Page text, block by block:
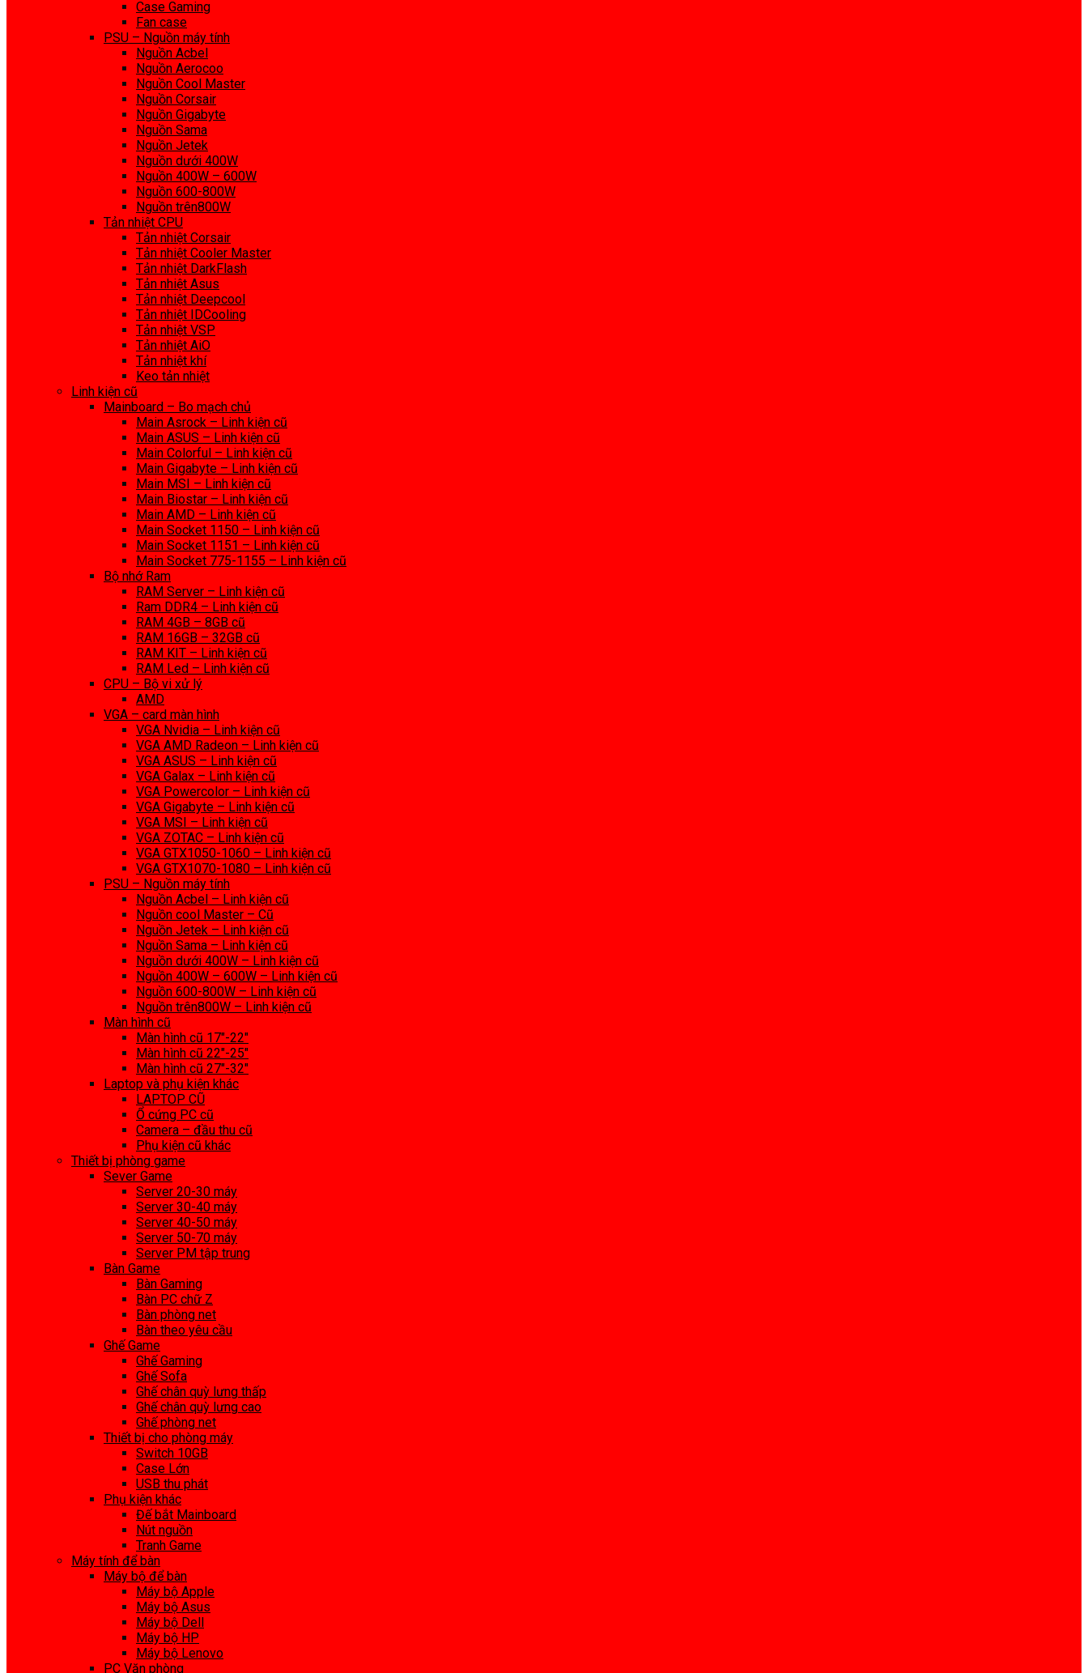
Case Gaming
Fan case
PSU – Nguồn máy tính
Nguồn Acbel
Nguồn Aerocoo
Nguồn Cool Master
Nguồn Corsair
Nguồn Gigabyte
Nguồn Sama
Nguồn Jetek
Nguồn dưới 400W
Nguồn 400W – 600W
Nguồn 600-800W
Nguồn trên800W
Tản nhiệt CPU
Tản nhiệt Corsair
Tản nhiệt Cooler Master
Tản nhiệt DarkFlash
Tản nhiệt Asus
Tản nhiệt Deepcool
Tản nhiệt IDCooling
Tản nhiệt VSP
Tản nhiệt AiO
Tản nhiệt khí
Keo tản nhiệt
Linh kiện cũ
Mainboard – Bo mạch chủ
Main Asrock – Linh kiện cũ
Main ASUS – Linh kiện cũ
Main Colorful – Linh kiện cũ
Main Gigabyte – Linh kiện cũ
Main MSI – Linh kiện cũ
Main Biostar – Linh kiện cũ
Main AMD – Linh kiện cũ
Main Socket 1150 – Linh kiện cũ
Main Socket 1151 – Linh kiện cũ
Main Socket 775-1155 – Linh kiện cũ
Bộ nhớ Ram
RAM Server – Linh kiện cũ
Ram DDR4 – Linh kiện cũ
RAM 4GB – 8GB cũ
RAM 16GB – 32GB cũ
RAM KIT – Linh kiện cũ
RAM Led – Linh kiện cũ
CPU – Bộ vi xử lý
AMD
VGA – card màn hình
VGA Nvidia – Linh kiện cũ
VGA AMD Radeon – Linh kiện cũ
VGA ASUS – Linh kiện cũ
VGA Galax – Linh kiện cũ
VGA Powercolor – Linh kiện cũ
VGA Gigabyte – Linh kiện cũ
VGA MSI – Linh kiện cũ
VGA ZOTAC – Linh kiện cũ
VGA GTX1050-1060 – Linh kiện cũ
VGA GTX1070-1080 – Linh kiện cũ
PSU – Nguồn máy tính
Nguồn Acbel – Linh kiện cũ
Nguồn cool Master – Cũ
Nguồn Jetek – Linh kiện cũ
Nguồn Sama – Linh kiện cũ
Nguồn dưới 400W – Linh kiện cũ
Nguồn 400W – 600W – Linh kiện cũ
Nguồn 600-800W – Linh kiện cũ
Nguồn trên800W – Linh kiện cũ
Màn hình cũ
Màn hình cũ 17″-22″
Màn hình cũ 22″-25″
Màn hình cũ 27″-32″
Laptop và phụ kiện khác
LAPTOP CŨ
Ổ cứng PC cũ
Camera – đầu thu cũ
Phụ kiện cũ khác
Thiết bị phòng game
Sever Game
Server 20-30 máy
Server 30-40 máy
Server 40-50 máy
Server 50-70 máy
Server PM tập trung
Bàn Game
Bàn Gaming
Bàn PC chữ Z
Bàn phòng net
Bàn theo yêu cầu
Ghế Game
Ghế Gaming
Ghế Sofa
Ghế chân quỳ lưng thấp
Ghế chân quỳ lưng cao
Ghế phòng net
Thiết bị cho phòng máy
Switch 10GB
Case Lớn
USB thu phát
Phụ kiện khác
Đế bắt Mainboard
Nút nguồn
Tranh Game
Máy tính để bàn
Máy bộ để bàn
Máy bộ Apple
Máy bộ Asus
Máy bộ Dell
Máy bộ HP
Máy bộ Lenovo
PC Văn phòng